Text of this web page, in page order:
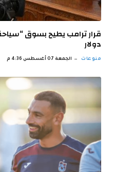
دولار
منوعات الجمعة 07 أغسطس 4:36 م